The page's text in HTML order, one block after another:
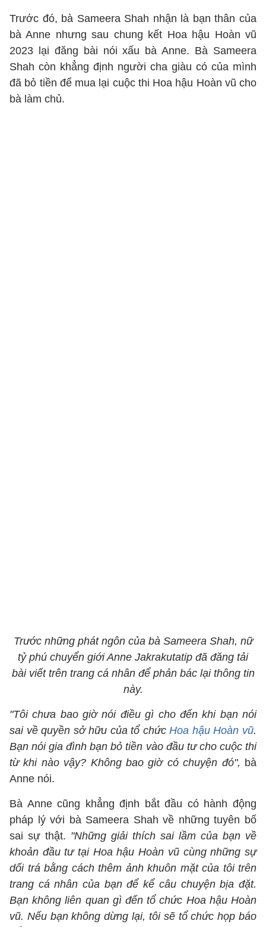
Trước đó, bà Sameera Shah nhận là bạn thân của
bà Anne nhưng sau chung kết Hoa hậu Hoàn vũ
2023 lại đăng bài nói xấu bà Anne. Bà Sameera
Shah còn khẳng định người cha giàu có của mình
đã bỏ tiền để mua lại cuộc thi Hoa hậu Hoàn vũ cho
bà làm chủ.
Trước những phát ngôn của bà Sameera Shah, nữ
tỷ phú chuyển giới Anne Jakrakutatip đã đăng tải
bài viết trên trang cá nhân để phản bác lại thông tin
này.
"Tôi chưa bao giờ nói điều gì cho đến khi bạn nói
sai về quyền sở hữu của tổ chứcHoa hậu Hoàn vũ.
Bạn nói gia đình bạn bỏ tiền vào đầu tư cho cuộc thi
từ khi nào vậy? Không bao giờ có chuyện đó", bà
Anne nói.
Bà Anne cũng khẳng định bắt đầu có hành động
pháp lý với bà Sameera Shah về những tuyên bố
sai sự thật. "Những giải thích sai lầm của bạn về
khoản đầu tư tại Hoa hậu Hoàn vũ cùng những sự
dối trá bằng cách thêm ảnh khuôn mặt của tôi trên
trang cá nhân của bạn để kể câu chuyện bịa đặt.
Bạn không liên quan gì đến tổ chức Hoa hậu Hoàn
vũ. Nếu bạn không dừng lại, tôi sẽ tổ chức họp báo